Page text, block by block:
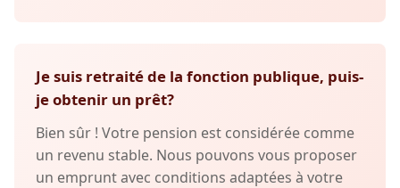
Je suis retraité de la fonction publique, puis-
je obtenir un prêt?
Bien sûr ! Votre pension est considérée comme
un revenu stable. Nous pouvons vous proposer
un emprunt avec conditions adaptées à votre